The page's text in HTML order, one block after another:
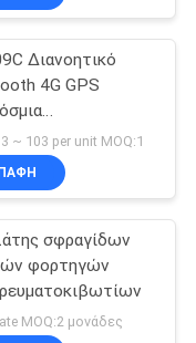
Διανοητικό
4G GPS
σφραγίδας
~ 103 per unit MOQ:1
σφραγίδων
φορτηγών
MOQ:2 μονάδες